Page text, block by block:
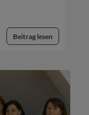
Beitrag lesen